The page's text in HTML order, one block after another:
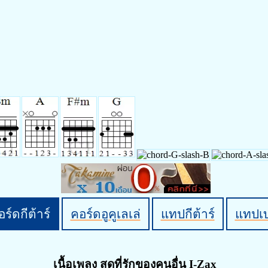
ร์ดกีต้าร์ คอร์ดอูคูเลเล่ แทปกีต้าร์ แทปเ
เนื้อเพลง สุดที่รักของคนอื่น I-Zax